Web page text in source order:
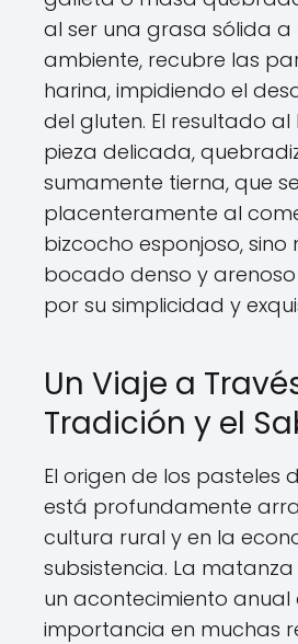
al ser una grasa sólida
ambiente, recubre las
harina, impidiendo el
del gluten. El resultado
pieza delicada,
sumamente tierna, que
placenteramente al
bizcocho esponjoso, sino
bocado denso y
por su simplicidad y
Un Viaje a
Tradición y el
El origen de los pasteles
está profundamente
cultura rural y en la
subsistencia. La
un acontecimiento anual
importancia en muchas